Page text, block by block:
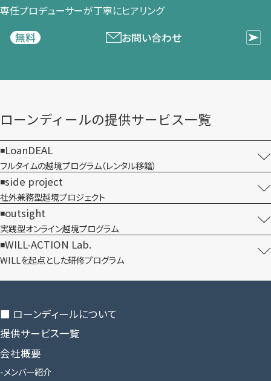
専任プロデューサーが​丁寧に​ヒアリング
無料
お問い合わせ
ローンディールの​提供サービス一覧
LoanDEAL
フルタイムの越境プログラム​（レンタル移籍）
side project
社外兼務型​越境プロジェクト
outsight
実践型オンライン​越境プログラム
WILL-ACTION Lab.
WILLを​起点とした​研修プログラム
■ ローンディールに​ついて
提供サービス一覧
会社概要
メンバー紹介